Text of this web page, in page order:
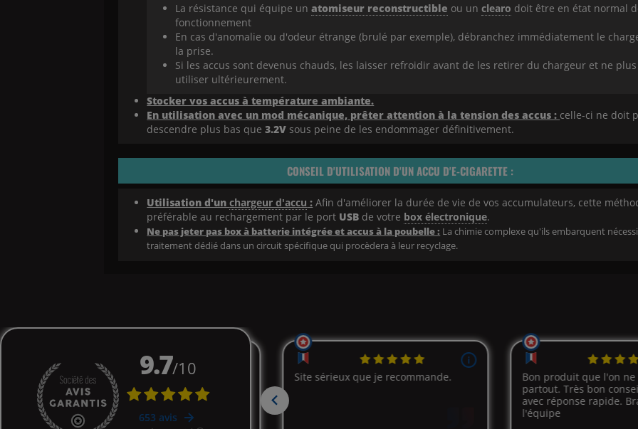
La résistance qui équipe unatomiseur reconstructible ou unclearo doit être en état normal
fonctionnement
En cas d'anomalie ou d'odeur étrange (brulé par exemple), débranchez immédiatement le
la prise.
Si les accus sont devenus chauds, les laisser refroidir avant de les retirer du chargeur et ne
utiliser ultérieurement.
Stocker vos accus à température ambiante.
En utilisation avec un mod mécanique, prêter attention à la tension des accus : celle-ci ne doit
descendre plus bas que3.2V sous peine de les endommager définitivement.
CONSEIL D'UTILISATION D'UN ACCU D'E-CIGARETTE :
Utilisation d'unchargeur d'accu : Afin d'améliorer la durée de vie de vos accumulateurs, cette
préférable au rechargement par le port USB de votre box électronique.
Ne pas jeter pas box à batterie intégrée et accus à la poubelle : La chimie complexe qu'ils embarquent
traitement dédié dans un circuit spécifique qui procèdera à leur recyclage.